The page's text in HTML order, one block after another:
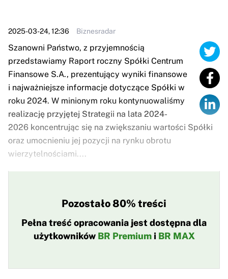
2025-03-24, 12:36 Biznesradar
Szanowni Państwo, z przyjemnością
przedstawiamy Raport roczny Spółki Centrum
Finansowe S.A., prezentujący wyniki finansowe
i najważniejsze informacje dotyczące Spółki w
roku 2024. W minionym roku kontynuowaliśmy
realizację przyjętej Strategii na lata 2024-
2026 koncentrując się na zwiększaniu wartości Spółki
oraz umocnieniu jej pozycji na rynku obrotu
wierzytelnościami....
Pozostało 80% treści
Pełna treść opracowania jest dostępna dla
użytkowników BR Premiumi BR MAX